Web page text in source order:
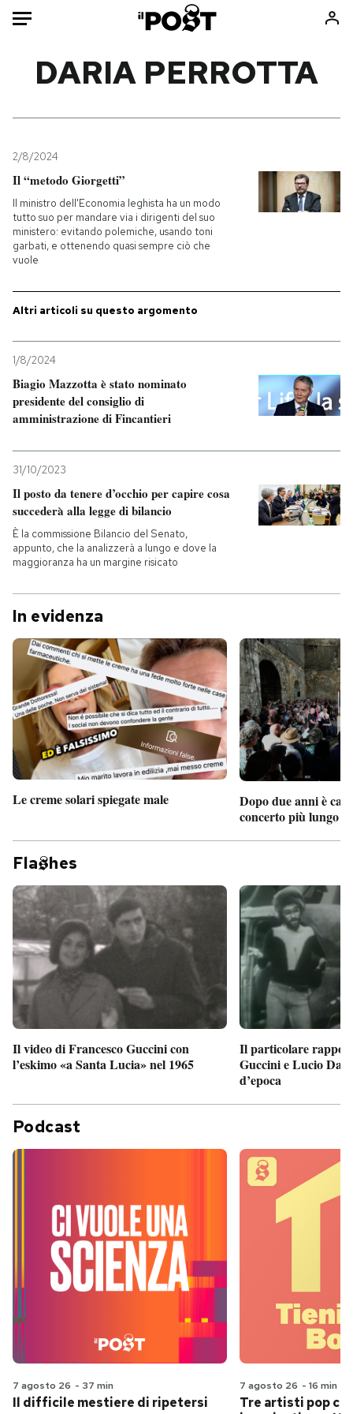
Mondo
Politica
Tecnologia
Internet
Scienza
Economia
Sport
Storie/Idee
Ok Boomer!
Media
Altrecose
PODCAST
I MIEI PREFERITI
SHOP
CALENDARIO
AREA PERSONALE
Entra
DARIA PERROTTA
2/8/2024
Il “metodo Giorgetti”
Il ministro dell'Economia leghista ha un modo
tutto suo per mandare via i dirigenti del suo
ministero: evitando polemiche, usando toni
garbati, e ottenendo quasi sempre ciò che
vuole
Altri articoli su questo argomento
1/8/2024
Biagio Mazzotta è stato nominato
presidente del consiglio di
amministrazione di Fincantieri
31/10/2023
Il posto da tenere d’occhio per capire cosa
succederà alla legge di bilancio
È la commissione Bilancio del Senato,
appunto, che la analizzerà a lungo e dove la
maggioranza ha un margine risicato
In evidenza
Le creme solari spiegate male
Dopo due anni è
concerto più lungo
Fla hes
Il video di Francesco Guccini con
l’eskimo «a Santa Lucia» nel 1965
Il particolare
Guccini e Lucio
d’epoca
Podcast
7 agosto 26 - 37 min
Il difficile mestiere di ripetersi
7 agosto 26 - 16 min
Tre artisti pop